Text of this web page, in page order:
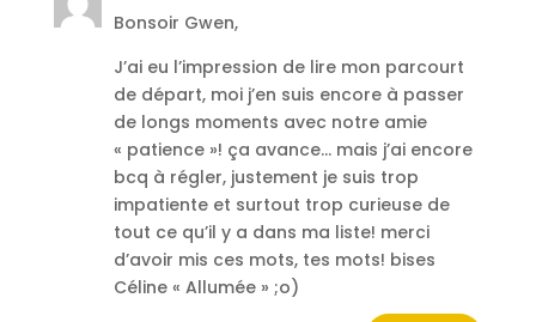
Bonsoir Gwen,
J’ai eu l’impression de lire mon parcourt
de départ, moi j’en suis encore à passer
de longs moments avec notre amie
« patience »! ça avance… mais j’ai encore
bcq à régler, justement je suis trop
impatiente et surtout trop curieuse de
tout ce qu’il y a dans ma liste! merci
d’avoir mis ces mots, tes mots! bises
Céline « Allumée » ;o)